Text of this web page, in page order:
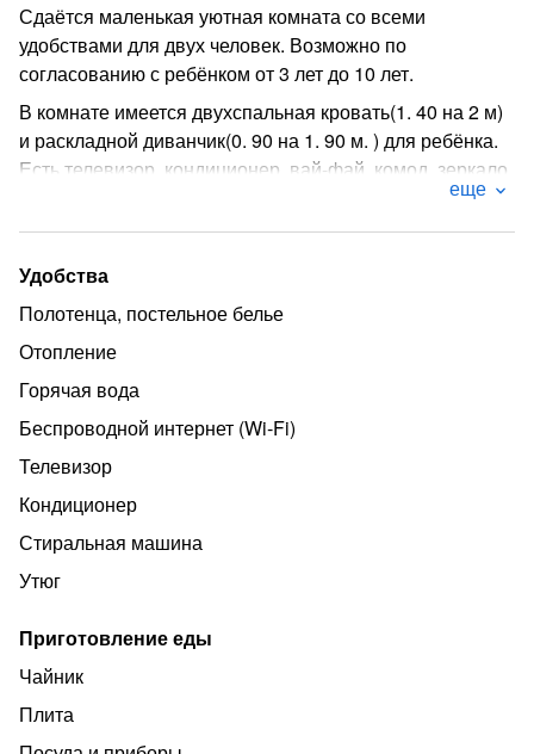
Сдаётся маленькая уютная комната со всеми
удобствами для двух человек. Возможно по
согласованию с ребёнком от 3 лет до 10 лет.
В комнате имеется двухспальная кровать(1. 40 на 2 м)
и раскладной диванчик(0. 90 на 1. 90 м. ) для ребёнка.
Есть телевизор, кондиционер, вай-фай, комод, зеркало
приготовления пищи и стиральная машинка.
Двор общий с соседями.
Для прохладных дней отопление-тёплый пол.
Цена указана для 2 человек. Дополнительное место
еще
Удобства
Полотенца, постельное белье
Отопление
Горячая вода
Беспроводной интернет (Wi‑Fi)
Телевизор
Кондиционер
Стиральная машина
Утюг
Приготовление еды
Чайник
Плита